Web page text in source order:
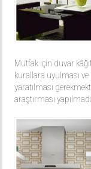
Mutfak için duvar
kurallara uyulması
yaratılması
araştırması